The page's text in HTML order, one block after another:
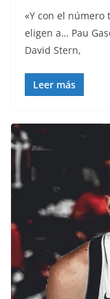
«Y con el número
eligen a… Pau
David Stern,
Leer más